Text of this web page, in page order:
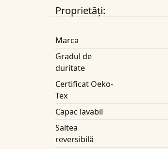
Proprietăți:
Marca
Gradul de
duritate
Certificat Oeko-
Tex
Capac lavabil
Saltea
reversibilă